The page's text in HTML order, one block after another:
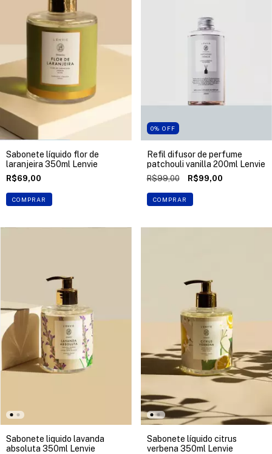
Sabonete líquido flor de
laranjeira 350ml Lenvie
R$69,00
COMPRAR
0% OFF
Refil difusor de perfume
patchouli vanilla 200ml Lenvie
R$99,00 R$99,00
COMPRAR
Sabonete liquido lavanda
absoluta 350ml Lenvie
Sabonete líquido citrus
verbena 350ml Lenvie